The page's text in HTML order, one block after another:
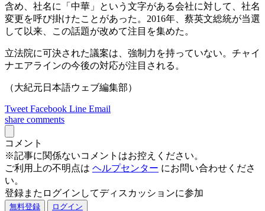
含め、社名に「中華」という文字がある会社に対して、社名
変更を呼び掛けたことがあった。2016年、蔡英文総統が当選
して以来、この話題が改めて注目を集めた。
立法院に可決された議案は、強制力を持っていない。チャイ
ナエアラインの今後の対応が注目される。
（大紀元日本語ウェブ編集部）
Tweet Facebook Line Email
share comments
コメント
※記事に関係ないコメントはお控えください。
ご利用上の不明点は ヘルプセンター にお問い合わせくださ
い。
登録またログインしてディスカッションに参加
無料登録 ログイン